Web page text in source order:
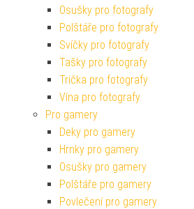
Osušky pro fotografy
Polštáře pro fotografy
Svíčky pro fotografy
Tašky pro fotografy
Trička pro fotografy
Vína pro fotografy
Pro gamery
Deky pro gamery
Hrnky pro gamery
Osušky pro gamery
Polštáře pro gamery
Povlečení pro gamery